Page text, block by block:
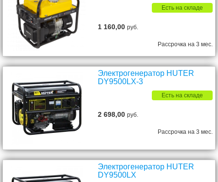
Есть на складе
1 160,00руб.
Рассрочка на 3 мес.
Электрогенератор HUTER
DY9500LX-3
Есть на складе
2 698,00руб.
Рассрочка на 3 мес.
Электрогенератор HUTER
DY9500LX